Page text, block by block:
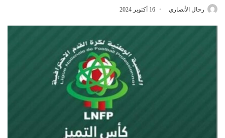
رحال الأنصاري 16 أكتوبر 2024